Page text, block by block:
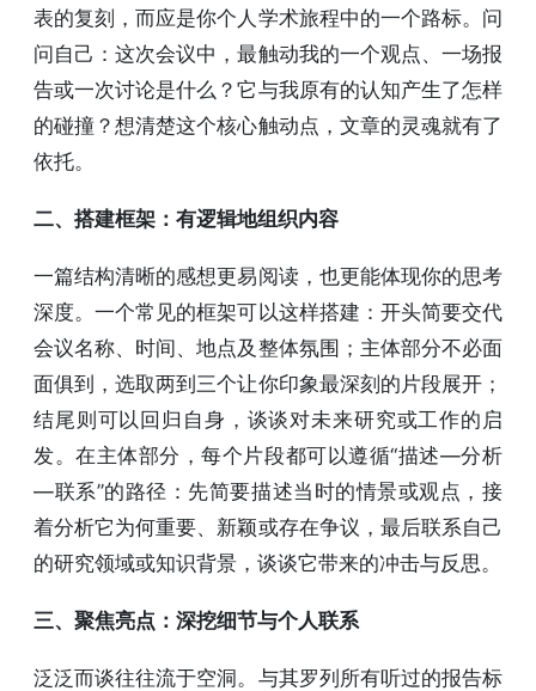
表的复刻，而应是你个人学术旅程中的一个路标。问
问自己：这次会议中，最触动我的一个观点、一场报
告或一次讨论是什么？它与我原有的认知产生了怎样
的碰撞？想清楚这个核心触动点，文章的灵魂就有了
依托。
二、搭建框架：有逻辑地组织内容
一篇结构清晰的感想更易阅读，也更能体现你的思考
深度。一个常见的框架可以这样搭建：开头简要交代
会议名称、时间、地点及整体氛围；主体部分不必面
面俱到，选取两到三个让你印象最深刻的片段展开；
结尾则可以回归自身，谈谈对未来研究或工作的启
发。在主体部分，每个片段都可以遵循“描述—分析
—联系”的路径：先简要描述当时的情景或观点，接
着分析它为何重要、新颖或存在争议，最后联系自己
的研究领域或知识背景，谈谈它带来的冲击与反思。
三、聚焦亮点：深挖细节与个人联系
泛泛而谈往往流于空洞。与其罗列所有听过的报告标